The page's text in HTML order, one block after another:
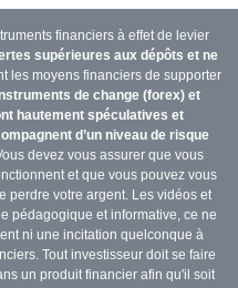
financiers à effet de levier
supérieures aux dépôts et ne
les moyens financiers de supporter
de change (forex) et
hautement spéculatives et
d’un niveau de risque
devez vous assurer que vous
et que vous pouvez vous
perdre votre argent. Les vidéos et
pédagogique et informative, ce ne
ni une incitation quelconque à
Tout investisseur doit se faire
un produit financier afin qu'il soit